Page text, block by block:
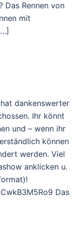
Das Rennen von
mit
dankenswerter
Ihr könnt
und – wenn ihr
können
werden. Viel
anklicken u.
Das